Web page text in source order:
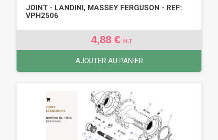
JOINT - LANDINI, MASSEY FERGUSON - REF:
VPH2506
4,88 € H.T
AJOUTER AU PANIER